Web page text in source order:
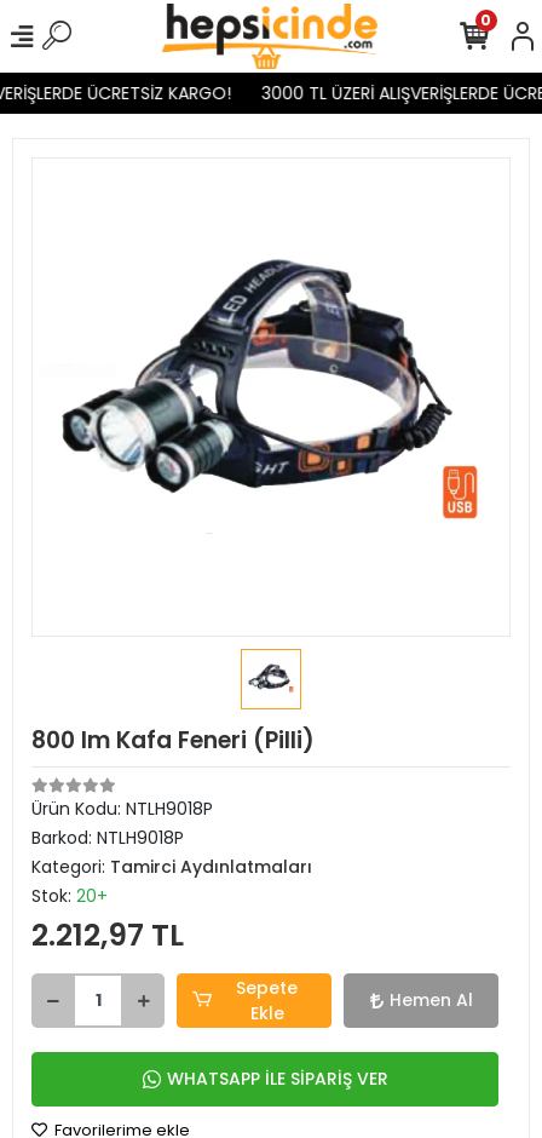
ÜCRETSİZ KARGO! 3000 TL ÜZERİ ALIŞVERİŞLERDE
0
800 lm Kafa Feneri (Pilli)
Ürün Kodu: NTLH9018P
Barkod: NTLH9018P
Kategori: Tamirci Aydınlatmaları
Stok: 20+
2.212,97 TL
Sepete
Ekle
Hemen Al
WHATSAPP İLE SİPARİŞ VER
Favorilerime ekle